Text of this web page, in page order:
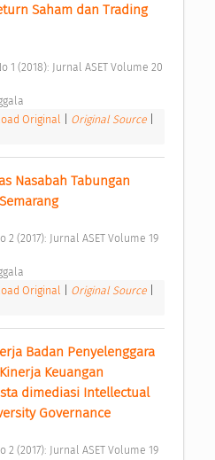
Saham dan Trading
Original Original Source
Nasabah Tabungan
Original Original Source
Badan Penyelenggara
Keuangan
dimediasi Intellectual
Governance